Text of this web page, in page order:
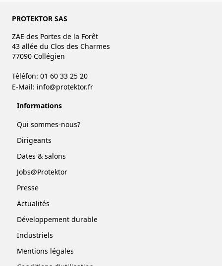
PROTEKTOR SAS
ZAE des Portes de la Forêt
43 allée du Clos des Charmes
77090 Collégien
Téléfon: 01 60 33 25 20
E-Mail: info@protektor.fr
Informations
Qui sommes-nous?
Dirigeants
Dates & salons
Jobs@Protektor
Presse
Actualités
Développement durable
Industriels
Mentions légales